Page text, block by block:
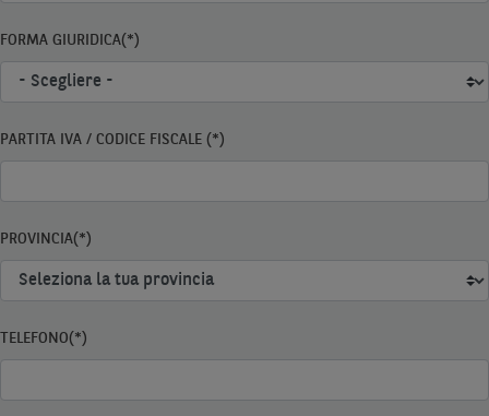
FORMA GIURIDICA(*)
PARTITA IVA / CODICE FISCALE (*)
PROVINCIA(*)
TELEFONO(*)